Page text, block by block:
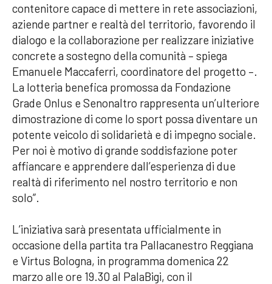
contenitore capace di mettere in rete associazioni,
aziende partner e realtà del territorio, favorendo il
dialogo e la collaborazione per realizzare iniziative
concrete a sostegno della comunità – spiega
Emanuele Maccaferri, coordinatore del progetto –.
La lotteria benefica promossa da Fondazione
Grade Onlus e Senonaltro rappresenta un’ulteriore
dimostrazione di come lo sport possa diventare un
potente veicolo di solidarietà e di impegno sociale.
Per noi è motivo di grande soddisfazione poter
affiancare e apprendere dall’esperienza di due
realtà di riferimento nel nostro territorio e non
solo”.
L’iniziativa sarà presentata ufficialmente in
occasione della partita tra Pallacanestro Reggiana
e Virtus Bologna, in programma domenica 22
marzo alle ore 19.30 al PalaBigi, con il